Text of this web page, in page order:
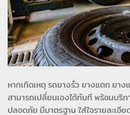
หากเกิดเหตุ รถยางรั่ว ยางแตก ยาง
สามารถเปลี่ยนเองได้ทันที พร้อมบริก
ปลอดภัย มีมาตรฐาน ใส่ใจรายละเอี